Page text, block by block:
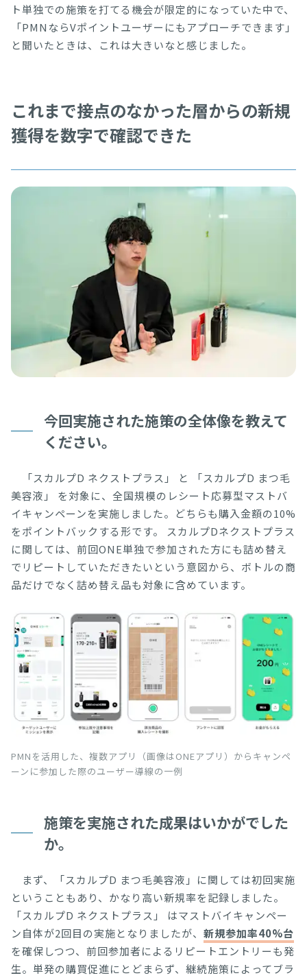
ト単独での施策を打てる機会が限定的になっていた中で、
「PMNならVポイントユーザーにもアプローチできます」
と聞いたときは、これは大きいなと感じました。
これまで接点のなかった層からの新規
獲得を数字で確認できた
今回実施された施策の全体像を教えて
ください。
「スカルプD ネクストプラス」 と 「スカルプD まつ毛
美容液」 を対象に、全国規模のレシート応募型マストバ
イキャンペーンを実施しました。どちらも購入金額の10%
をポイントバックする形です。 スカルプDネクストプラス
に関しては、前回ONE単独で参加された方にも詰め替え
でリピートしていただきたいという意図から、ボトルの商
品だけでなく詰め替え品も対象に含めています。
PMNを活用した、複数アプリ（画像はONEアプリ）からキャンペ
ーンに参加した際のユーザー導線の一例
施策を実施された成果はいかがでした
か。
まず、「スカルプD まつ毛美容液」に関しては初回実施
ということもあり、かなり高い新規率を記録しました。
「スカルプD ネクストプラス」 はマストバイキャンペー
ン自体が2回目の実施となりましたが、 新規参加率40%台
を確保しつつ、前回参加者によるリピートエントリーも発
生。単発の購買促進にとどまらず、継続施策によってブラ